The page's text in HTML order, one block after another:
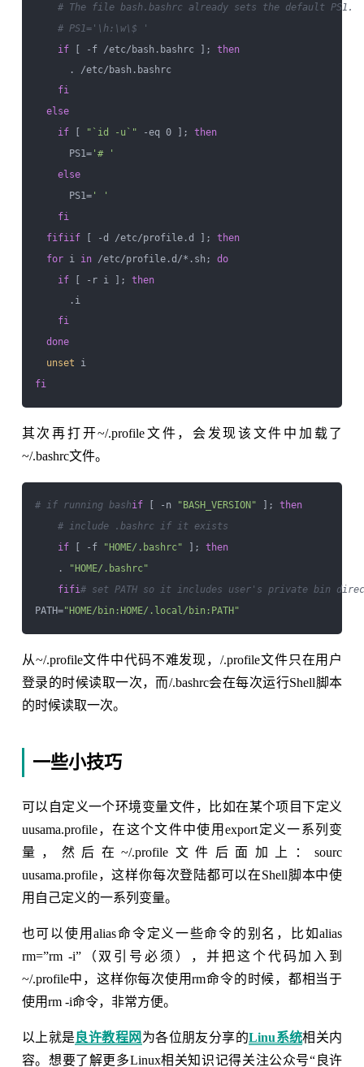
# The file bash.bashrc already sets the default PS1.
# PS1='\h:\w\$ '
if [ -f /etc/bash.bashrc ]; then
. /etc/bash.bashrc
fi
else
if [ "`id -u`" -eq 0 ]; then
PS1='# '
else
PS1=' '
fi
fi fi if [ -d /etc/profile.d ]; then
for i in /etc/profile.d/*.sh; do
if [ -r i ]; then
.i
fi
done
unset
fi
其次再打开~/.profile文件，会发现该文件中加载了
~/.bashrc文件。
# if running bashif [ -n "BASH_VERSION" ]; then
# include .bashrc if it exists
if [ -f "HOME/.bashrc" ]; then
.
"HOME/.bashrc"
fi fi# set PATH so it includes user's private bin
PATH="HOME/bin:HOME/.local/bin:PATH"
从~/.profile文件中代码不难发现，/.profile文件只在用户
登录的时候读取一次，而/.bashrc会在每次运行Shell脚本
的时候读取一次。
一些小技巧
可以自定义一个环境变量文件，比如在某个项目下定义
uusama.profile，在这个文件中使用export定义一系列变
量，然后在~/.profile文件后面加上：sourc
uusama.profile，这样你每次登陆都可以在Shell脚本中使
用自己定义的一系列变量。
也可以使用alias命令定义一些命令的别名，比如alias
rm=”rm -i”（双引号必须），并把这个代码加入到
~/.profile中，这样你每次使用rm命令的时候，都相当于
使用rm -i命令，非常方便。
以上就是 良许教程网 为各位朋友分享的Linu系统相关内
容。想要了解更多Linux相关知识记得关注公众号“良许